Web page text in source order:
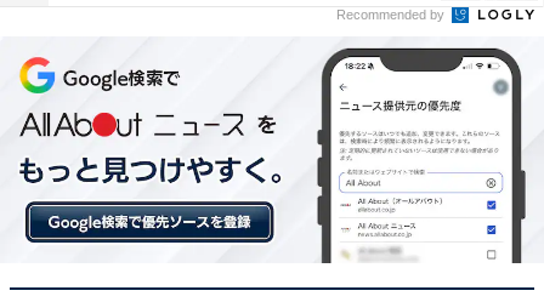
Recommended by